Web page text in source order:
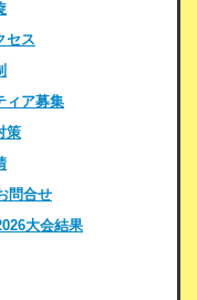
セス
ィア募集
策
問合せ
大会結果